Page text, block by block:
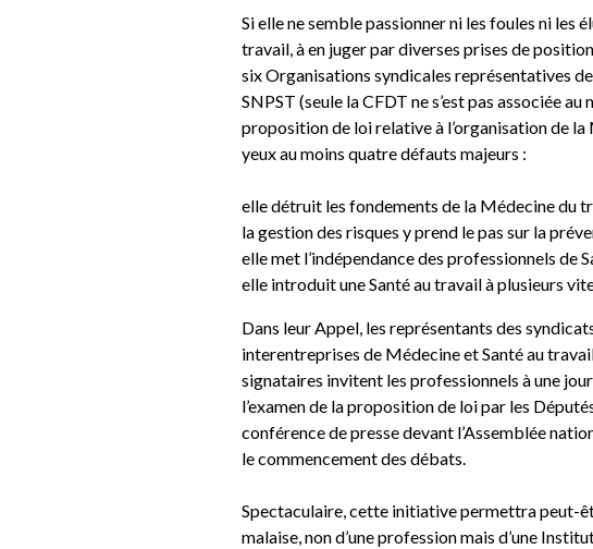
Si elle ne semble passionner ni les foules ni les
travail, à en juger par diverses prises de
six Organisations syndicales représentatives
SNPST (seule la CFDT ne s’est pas associée
proposition de loi relative à l’organisation de
yeux au moins quatre défauts majeurs :
elle détruit les fondements de la Médecine du
la gestion des risques y prend le pas sur la
elle met l’indépendance des professionnels de
elle introduit une Santé au travail à plusieurs
Dans leur Appel, les représentants des
interentreprises de Médecine et Santé au
signataires invitent les professionnels à une
l’examen de la proposition de loi par les
conférence de presse devant l’Assemblée
le commencement des débats.
Spectaculaire, cette initiative permettra peut-
malaise, non d’une profession mais d’une